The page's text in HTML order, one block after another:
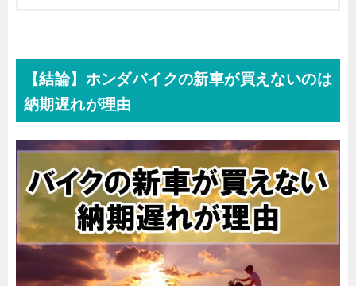
【結論】ホンダバイクの新車が買えないのは
納期遅れが理由